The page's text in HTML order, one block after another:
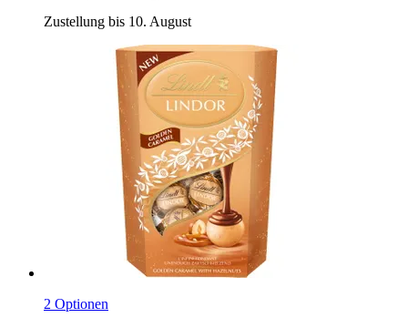
Zustellung bis 10. August
2 Optionen